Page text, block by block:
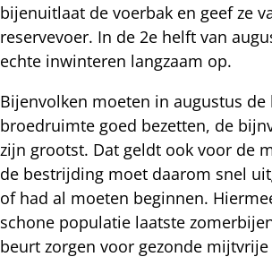
bijenuitlaat de voerbak en geef ze
reservevoer. In de 2e helft van
echte inwinteren langzaam op.
Bijenvolken moeten in augustus de
broedruimte goed bezetten, de
zijn grootst. Dat geldt ook voor de
de bestrijding moet daarom snel
of had al moeten beginnen.
schone populatie laatste
beurt zorgen voor gezonde